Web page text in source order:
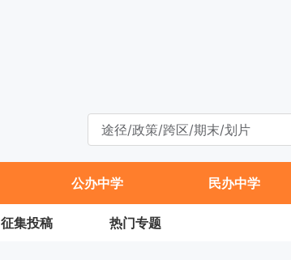
公办中学 民办中学
征集投稿 热门专题